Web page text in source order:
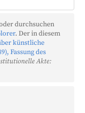
durchsuchen
. Der in diesem
künstliche
Fassung des
Akte: